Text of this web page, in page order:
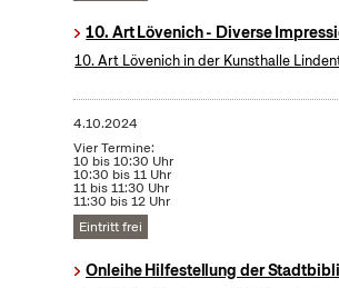
10. Art Lövenich - Diverse
10. Art Lövenich in der Kunsthalle
4.10.2024
Vier Termine:
10 bis 10:30 Uhr
10:30 bis 11 Uhr
11 bis 11:30 Uhr
11:30 bis 12 Uhr
Eintritt frei
Onleihe Hilfestellung der